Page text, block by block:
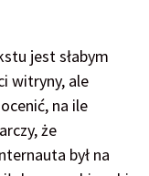
jest słabym
witryny, ale
na ile
że
był na